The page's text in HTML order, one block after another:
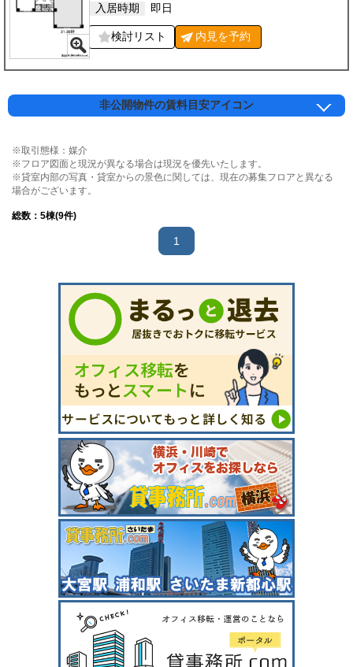
入居時期
即日
検討リスト 内見を予約
非公開物件の賃料目安アイコン
※取引態様：媒介
※フロア図面と現況が異なる場合は現況を優先いたします。
※貸室内部の写真・貸室からの景色に関しては、現在の募集フロアと異なる
場合がございます。
総数： 5棟(9件)
1